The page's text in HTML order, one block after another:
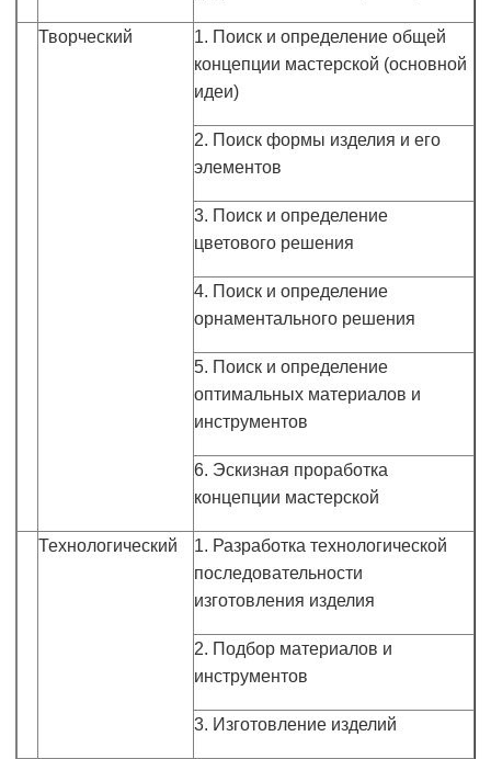
Творческий
1. Поиск и определение общей
концепции мастерской (основной
идеи)
2. Поиск формы изделия и его
элементов
3. Поиск и определение
цветового решения
4. Поиск и определение
орнаментального решения
5. Поиск и определение
оптимальных материалов и
инструментов
6. Эскизная проработка
концепции мастерской
Технологический
1. Разработка технологической
последовательности
изготовления изделия
2. Подбор материалов и
инструментов
3. Изготовление изделий